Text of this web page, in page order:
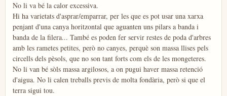
No li va bé la calor excessiva.
Hi ha varietats d'asprar/emparrar, per les que es pot usar una xarxa
penjant d'una canya horitzontal que aguanten uns pilars a banda i
banda de la filera... També es poden fer servir restes de poda d'arbres
amb les rametes petites, però no canyes, perquè son massa llises pels
circells dels pèsols, que no son tant forts com els de les mongeteres.
No li van bé sòls massa argilosos, a on pugui haver massa retenció
d'aigua. No li calen treballs previs de molta fondària, però si que el
terra sigui tou.